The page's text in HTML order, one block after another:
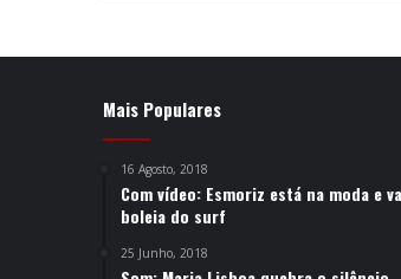
Mais Populares
16 Agosto, 2018
Com vídeo: Esmoriz está na moda e
boleia do surf
25 Junho, 2018